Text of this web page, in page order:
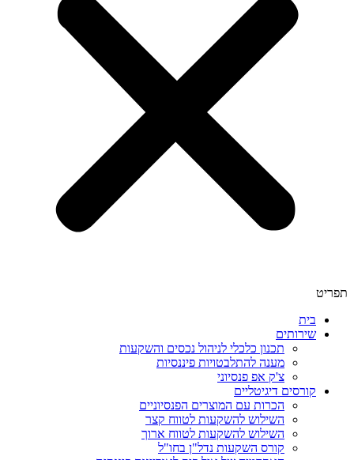
תפריט
בית
שירותים
תכנון כלכלי לניהול נכסים והשקעות
מענה להתלבטויות פיננסיות
צ'ק אפ פנסיוני
קורסים דיגיטליים
הכרות עם המוצרים הפנסיוניים
השילוש להשקעות לטווח קצר
השילוש להשקעות לטווח ארוך
קורס השקעות נדל"ן בחו"ל